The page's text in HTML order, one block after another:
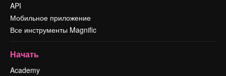
API
Мобильное приложение
Все инструменты Magnific
Начать
Academy